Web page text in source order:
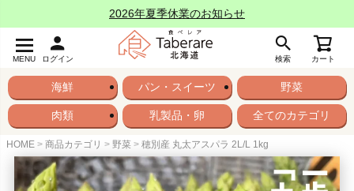
2026年夏季休業のお知らせ
MENU ログイン 検索 カート
海鮮 パン・スイーツ 野菜
肉類 乳製品・卵 全てのカテゴリ
HOME 商品カテゴリ 野菜 穂別産 丸太アスパラ 2L/L 1kg